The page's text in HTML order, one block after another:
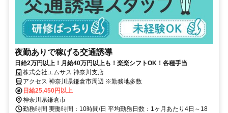
夜勤ありで稼げる交通誘導
日給2万円以上！月給40万円以上も！楽楽シフトOK！各種手当
株式会社エムサス 神奈川支店
アクセス 神奈川県鎌倉市周辺 ※勤務地多数
日給25,450円以上
神奈川県鎌倉市
勤務時間 実働時間：10時間/日 平均勤務日数：1ヶ月あたり4日～18